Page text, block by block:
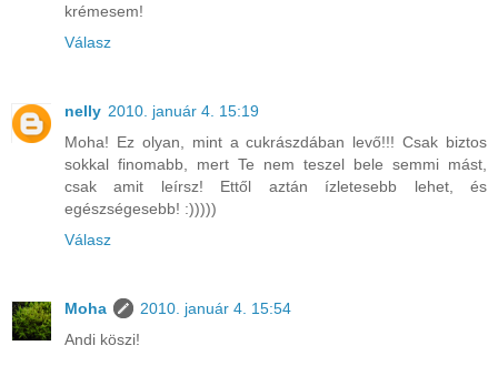
krémesem!
Válasz
nelly 2010. január 4. 15:19
Moha! Ez olyan, mint a cukrászdában levő!!! Csak biztos
sokkal finomabb, mert Te nem teszel bele semmi mást,
csak amit leírsz! Ettől aztán ízletesebb lehet, és
egészségesebb! :)))))
Válasz
Moha
2010. január 4. 15:54
Andi köszi!